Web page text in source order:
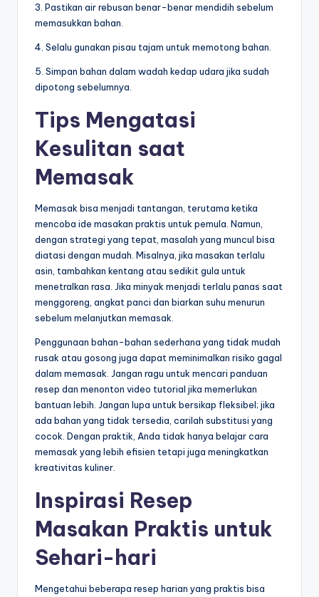
3. Pastikan air rebusan benar-benar mendidih sebelum
memasukkan bahan.
4. Selalu gunakan pisau tajam untuk memotong bahan.
5. Simpan bahan dalam wadah kedap udara jika sudah
dipotong sebelumnya.
Tips Mengatasi
Kesulitan saat
Memasak
Memasak bisa menjadi tantangan, terutama ketika
mencoba ide masakan praktis untuk pemula. Namun,
dengan strategi yang tepat, masalah yang muncul bisa
diatasi dengan mudah. Misalnya, jika masakan terlalu
asin, tambahkan kentang atau sedikit gula untuk
menetralkan rasa. Jika minyak menjadi terlalu panas saat
menggoreng, angkat panci dan biarkan suhu menurun
sebelum melanjutkan memasak.
Penggunaan bahan-bahan sederhana yang tidak mudah
rusak atau gosong juga dapat meminimalkan risiko gagal
dalam memasak. Jangan ragu untuk mencari panduan
resep dan menonton video tutorial jika memerlukan
bantuan lebih. Jangan lupa untuk bersikap fleksibel; jika
ada bahan yang tidak tersedia, carilah substitusi yang
cocok. Dengan praktik, Anda tidak hanya belajar cara
memasak yang lebih efisien tetapi juga meningkatkan
kreativitas kuliner.
Inspirasi Resep
Masakan Praktis untuk
Sehari-hari
Mengetahui beberapa resep harian yang praktis bisa